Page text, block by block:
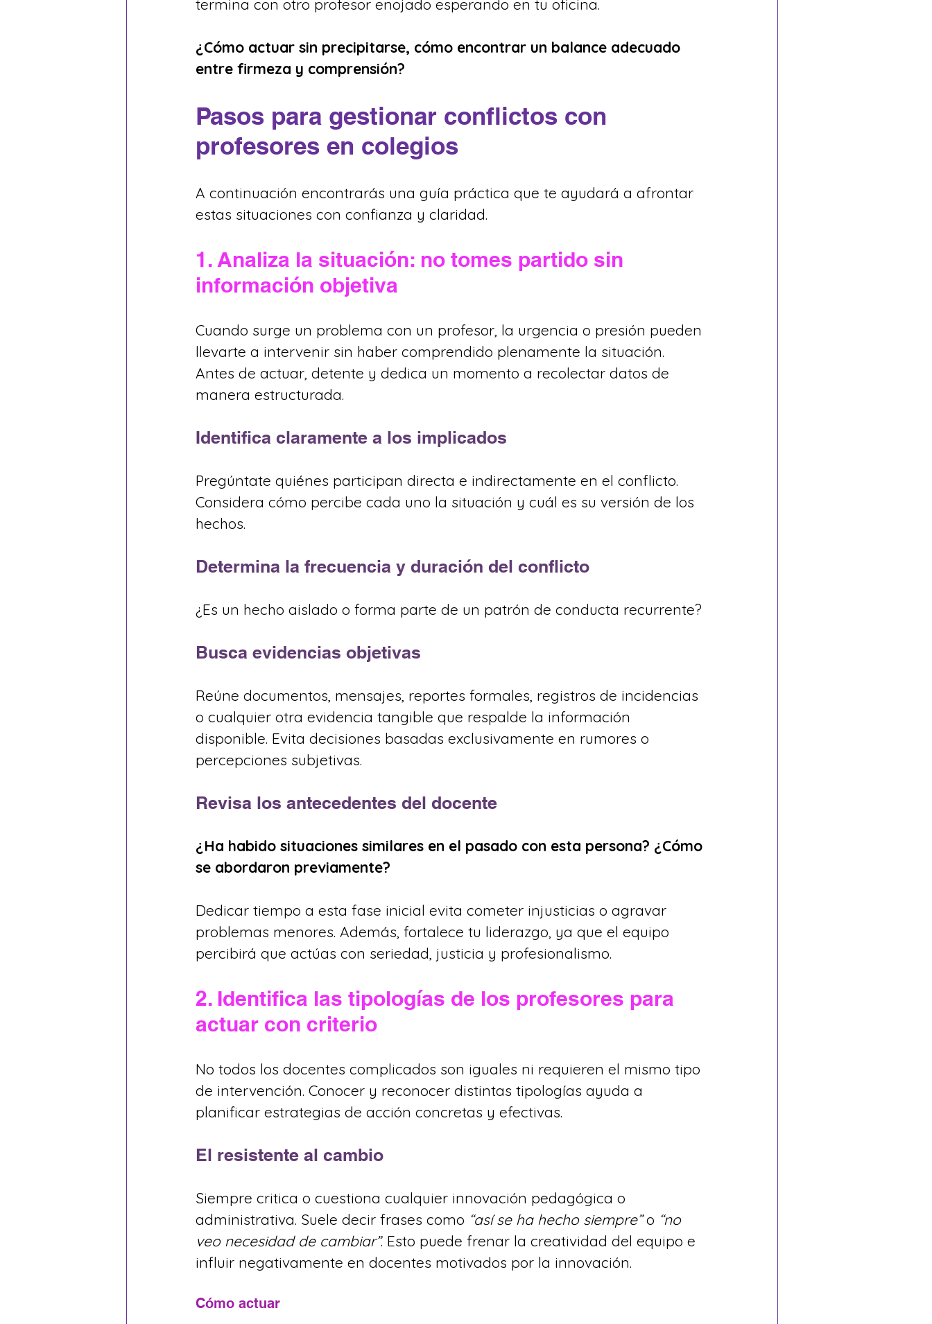
termina con otro profesor enojado esperando en tu oficina.
¿Cómo actuar sin precipitarse, cómo encontrar un balance adecuado
entre firmeza y comprensión?
Pasos para gestionar conflictos con
profesores en colegios
A continuación encontrarás una guía práctica que te ayudará a afrontar
estas situaciones con confianza y claridad.
1. Analiza la situación: no tomes partido sin
información objetiva
Cuando surge un problema con un profesor, la urgencia o presión pueden
llevarte a intervenir sin haber comprendido plenamente la situación.
Antes de actuar, detente y dedica un momento a recolectar datos de
manera estructurada.
Identifica claramente a los implicados
Pregúntate quiénes participan directa e indirectamente en el conflicto.
Considera cómo percibe cada uno la situación y cuál es su versión de los
hechos.
Determina la frecuencia y duración del conflicto
¿Es un hecho aislado o forma parte de un patrón de conducta recurrente?
Busca evidencias objetivas
Reúne documentos, mensajes, reportes formales, registros de incidencias
o cualquier otra evidencia tangible que respalde la información
disponible. Evita decisiones basadas exclusivamente en rumores o
percepciones subjetivas.
Revisa los antecedentes del docente
¿Ha habido situaciones similares en el pasado con esta persona? ¿Cómo
se abordaron previamente?
Dedicar tiempo a esta fase inicial evita cometer injusticias o agravar
problemas menores. Además, fortalece tu liderazgo, ya que el equipo
percibirá que actúas con seriedad, justicia y profesionalismo.
2. Identifica las tipologías de los profesores para
actuar con criterio
No todos los docentes complicados son iguales ni requieren el mismo tipo
de intervención. Conocer y reconocer distintas tipologías ayuda a
planificar estrategias de acción concretas y efectivas.
El resistente al cambio
Siempre critica o cuestiona cualquier innovación pedagógica o
administrativa. Suele decir frases como “así se ha hecho siempre” o “no
veo necesidad de cambiar”. Esto puede frenar la creatividad del equipo e
influir negativamente en docentes motivados por la innovación.
Cómo actuar